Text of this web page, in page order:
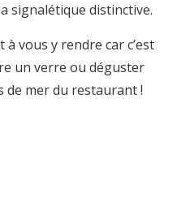
signalétique distinctive.
vous y rendre car c’est
un verre ou déguster
de mer du restaurant !